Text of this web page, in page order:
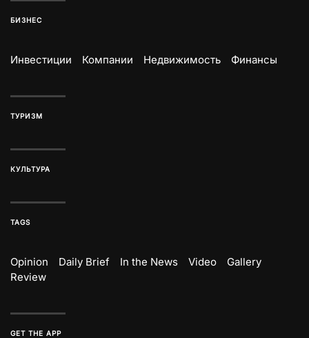
БИЗНЕС
Инвестиции Компании Недвижимость Финансы
ТУРИЗМ
КУЛЬТУРА
TAGS
Opinion Daily Brief In the News Video
Gallery
Review
GET THE APP